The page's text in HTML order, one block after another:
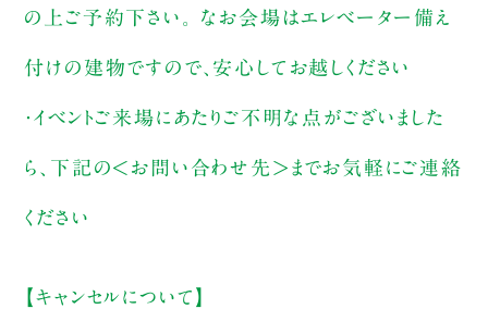
の上ご予約下さい。 なお会場はエレベーター備え
付けの建物ですので、安心してお越しください
・イベントご来場にあたりご不明な点がございました
ら、下記の＜お問い合わせ先＞までお気軽にご連絡
ください
【キャンセルについて】